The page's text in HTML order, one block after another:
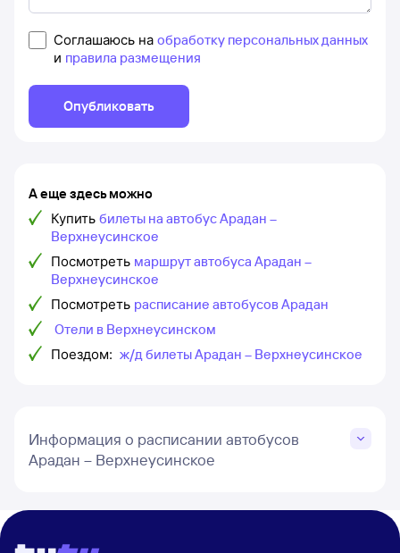
Соглашаюсь на обработку персональных данных
и правила размещения
Опубликовать
А еще здесь можно
Купить билеты на автобус Арадан –
Верхнеусинское
Посмотреть маршрут автобуса Арадан –
Верхнеусинское
Посмотреть расписание автобусов Арадан
Отели в Верхнеусинском
Поездом: ж/д билеты Арадан – Верхнеусинское
Информация о расписании автобусов
Арадан – Верхнеусинское